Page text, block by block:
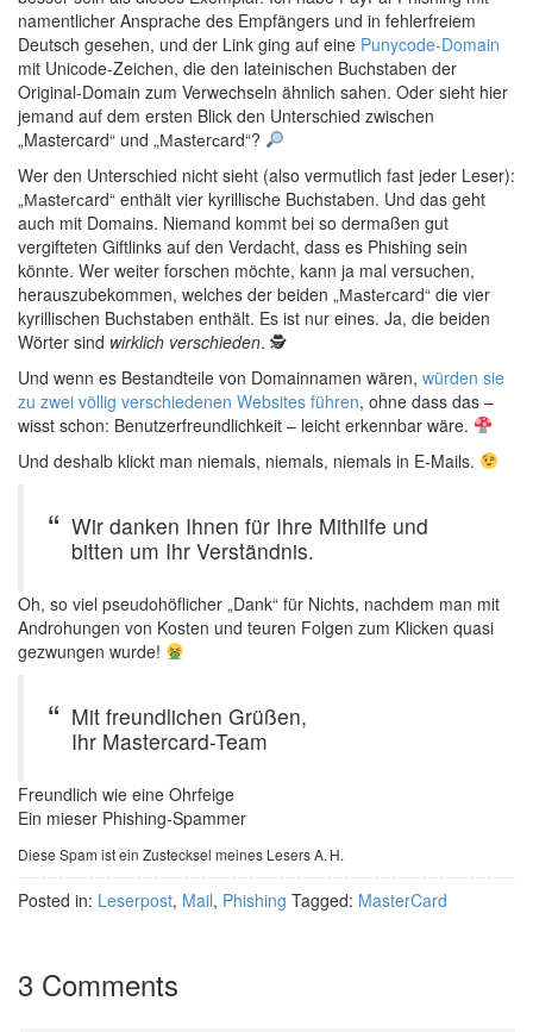
namentlicher Ansprache des Empfängers und in fehlerfreiem
Deutsch gesehen, und der Link ging auf eine Punycode-Domain
mit Unicode-Zeichen, die den lateinischen Buchstaben der
Original-Domain zum Verwechseln ähnlich sahen. Oder sieht hier
jemand auf dem ersten Blick den Unterschied zwischen
„Mastercard“ und „Маstеrсard“?
Wer den Unterschied nicht sieht (also vermutlich fast jeder Leser):
„Маstеrсard“ enthält vier kyrillische Buchstaben. Und das geht
auch mit Domains. Niemand kommt bei so dermaßen gut
vergifteten Giftlinks auf den Verdacht, dass es Phishing sein
könnte. Wer weiter forschen möchte, kann ja mal versuchen,
herauszubekommen, welches der beiden „Маstеrсard“ die vier
kyrillischen Buchstaben enthält. Es ist nur eines. Ja, die beiden
Wörter sind wirklich verschieden. 🕵️
Und wenn es Bestandteile von Domainnamen wären, würden sie
zu zwei völlig verschiedenen Websites führen, ohne dass das –
wisst schon: Benutzerfreundlichkeit – leicht erkennbar wäre.
Und deshalb klickt man niemals, niemals, niemals in E-Mails.
Wir danken Ihnen für Ihre Mithilfe und
bitten um Ihr Verständnis.
Oh, so viel pseudohöflicher „Dank“ für Nichts, nachdem man mit
Androhungen von Kosten und teuren Folgen zum Klicken quasi
gezwungen wurde!
Mit freundlichen Grüßen,
Ihr Mastercard-Team
Freundlich wie eine Ohrfeige
Ein mieser Phishing-Spammer
Diese Spam ist ein Zustecksel meines Lesers A. H.
Posted in: Leserpost, Mail, Phishing Tagged: MasterCard
3 Comments